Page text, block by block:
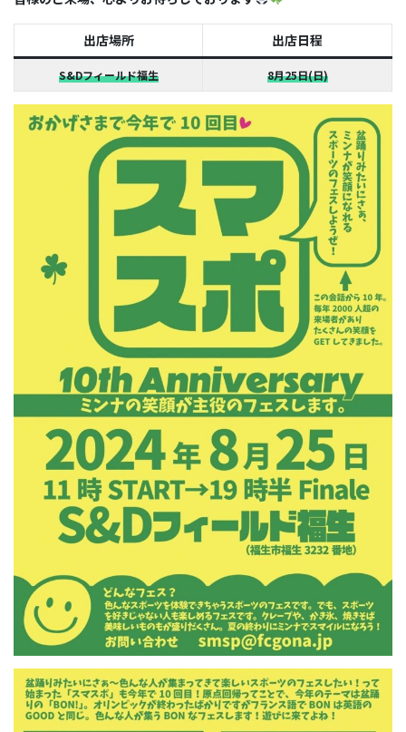
出店場所 出店日程
S&Dフィールド福生 8月25日(日)